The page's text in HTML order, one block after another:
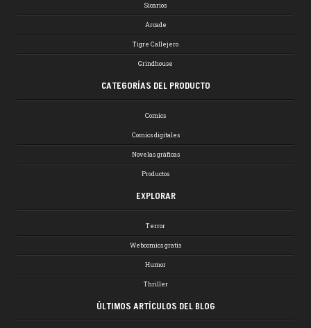
Sicarios
Arcade
Tigre Callejero
Grindhouse
CATEGORÍAS DEL PRODUCTO
Comics
Comics digitales
Novelas gráficas
Productos
EXPLORAR
Terror
Webcomics gratis
Humor
Thriller
ÚLTIMOS ARTÍCULOS DEL BLOG